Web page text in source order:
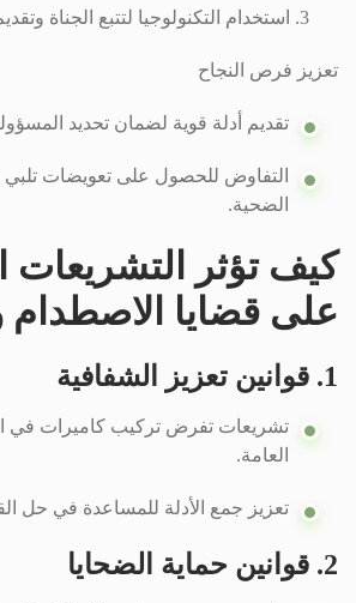
استخدام التكنولوجيا لتتبع الجناة
تعزيز فرص النجاح
تقديم أدلة قوية لضمان تحديد
التفاوض للحصول على تعويضات تلبي
الضحية.
كيف تؤثر التشريعات
على قضايا الاصطدام
1. قوانين تعزيز الشفافية
تشريعات تفرض تركيب كاميرات في
العامة.
تعزيز جمع الأدلة للمساعدة في حل
2. قوانين حماية الضحايا